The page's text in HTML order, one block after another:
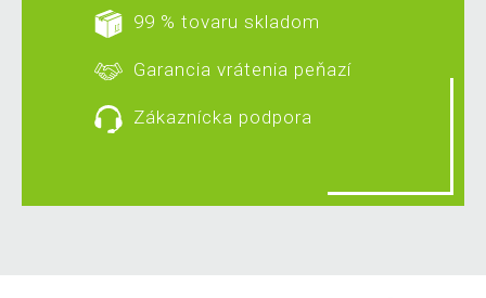
99 % tovaru skladom
Garancia vrátenia peňazí
Zákaznícka podpora